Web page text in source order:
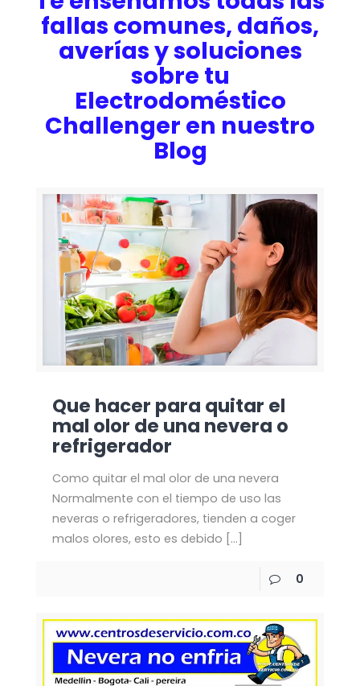
fallas comunes, daños,
averías y soluciones
sobre tu
Electrodoméstico
Challenger en nuestro
Blog
Que hacer para quitar el
mal olor de una nevera o
refrigerador
Como quitar el mal olor de una nevera
Normalmente con el tiempo de uso las
neveras o refrigeradores, tienden a coger
malos olores, esto es debido […]
0